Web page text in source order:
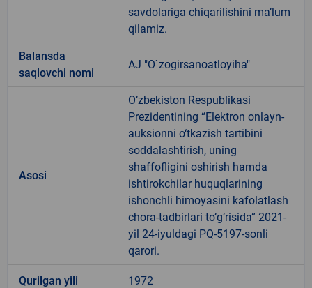
savdolariga chiqarilishini maʼlum
qilamiz.
Balansda
saqlovchi nomi
AJ "O`zogirsanoatloyiha"
Asosi
O‘zbekiston Respublikasi
Prezidentining “Elektron onlayn-
auksionni o‘tkazish tartibini
soddalashtirish, uning
shaffofligini oshirish hamda
ishtirokchilar huquqlarining
ishonchli himoyasini kafolatlash
chora-tadbirlari to‘g‘risida” 2021-
yil 24-iyuldagi PQ-5197-sonli
qarori.
Qurilgan yili 1972